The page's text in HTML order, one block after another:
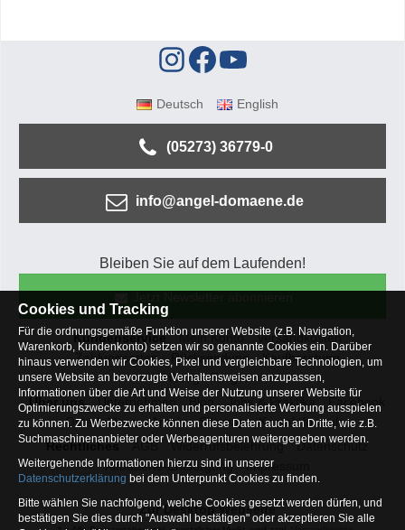
Deutsch English
(05273) 36779-0
info@angel-domaene.de
Bleiben Sie auf dem Laufenden!
Kundenservice Mein Konto
Versandkosten
Zahlungsarten
Rücksendung
Kaufberatung
Häufige Fragen
Über uns
Unternehmen Blog Jobs & Praktika
Facebook
Osterfeldsee
Archiv Sitemap
Kontaktformular
Rechtliches
AGB Widerrufsbelehrung
Datenschutz
Altbatterie-Entsorgung
Impressum
Zur Desktop Webseite
Cookies und Tracking
Für die ordnungsgemäße Funktion unserer Website (z.B. Navigation,
Warenkorb, Kundenkonto) setzen wir so genannte Cookies ein. Darüber
hinaus verwenden wir Cookies, Pixel und vergleichbare Technologien, um
unsere Website an bevorzugte Verhaltensweisen anzupassen,
Informationen über die Art und Weise der Nutzung unserer Website für
Optimierungszwecke zu erhalten und personalisierte Werbung ausspielen
zu können. Zu Werbezwecke können diese Daten auch an Dritte, wie z.B.
Suchmaschinenanbieter oder Werbeagenturen weitergegeben werden.
Weitergehende Informationen hierzu sind in unserer
Datenschutzerklärung bei dem Unterpunkt Cookies zu finden.
Bitte wählen Sie nachfolgend, welche Cookies gesetzt werden dürfen, und
bestätigen Sie dies durch "Auswahl bestätigen" oder akzeptieren Sie alle